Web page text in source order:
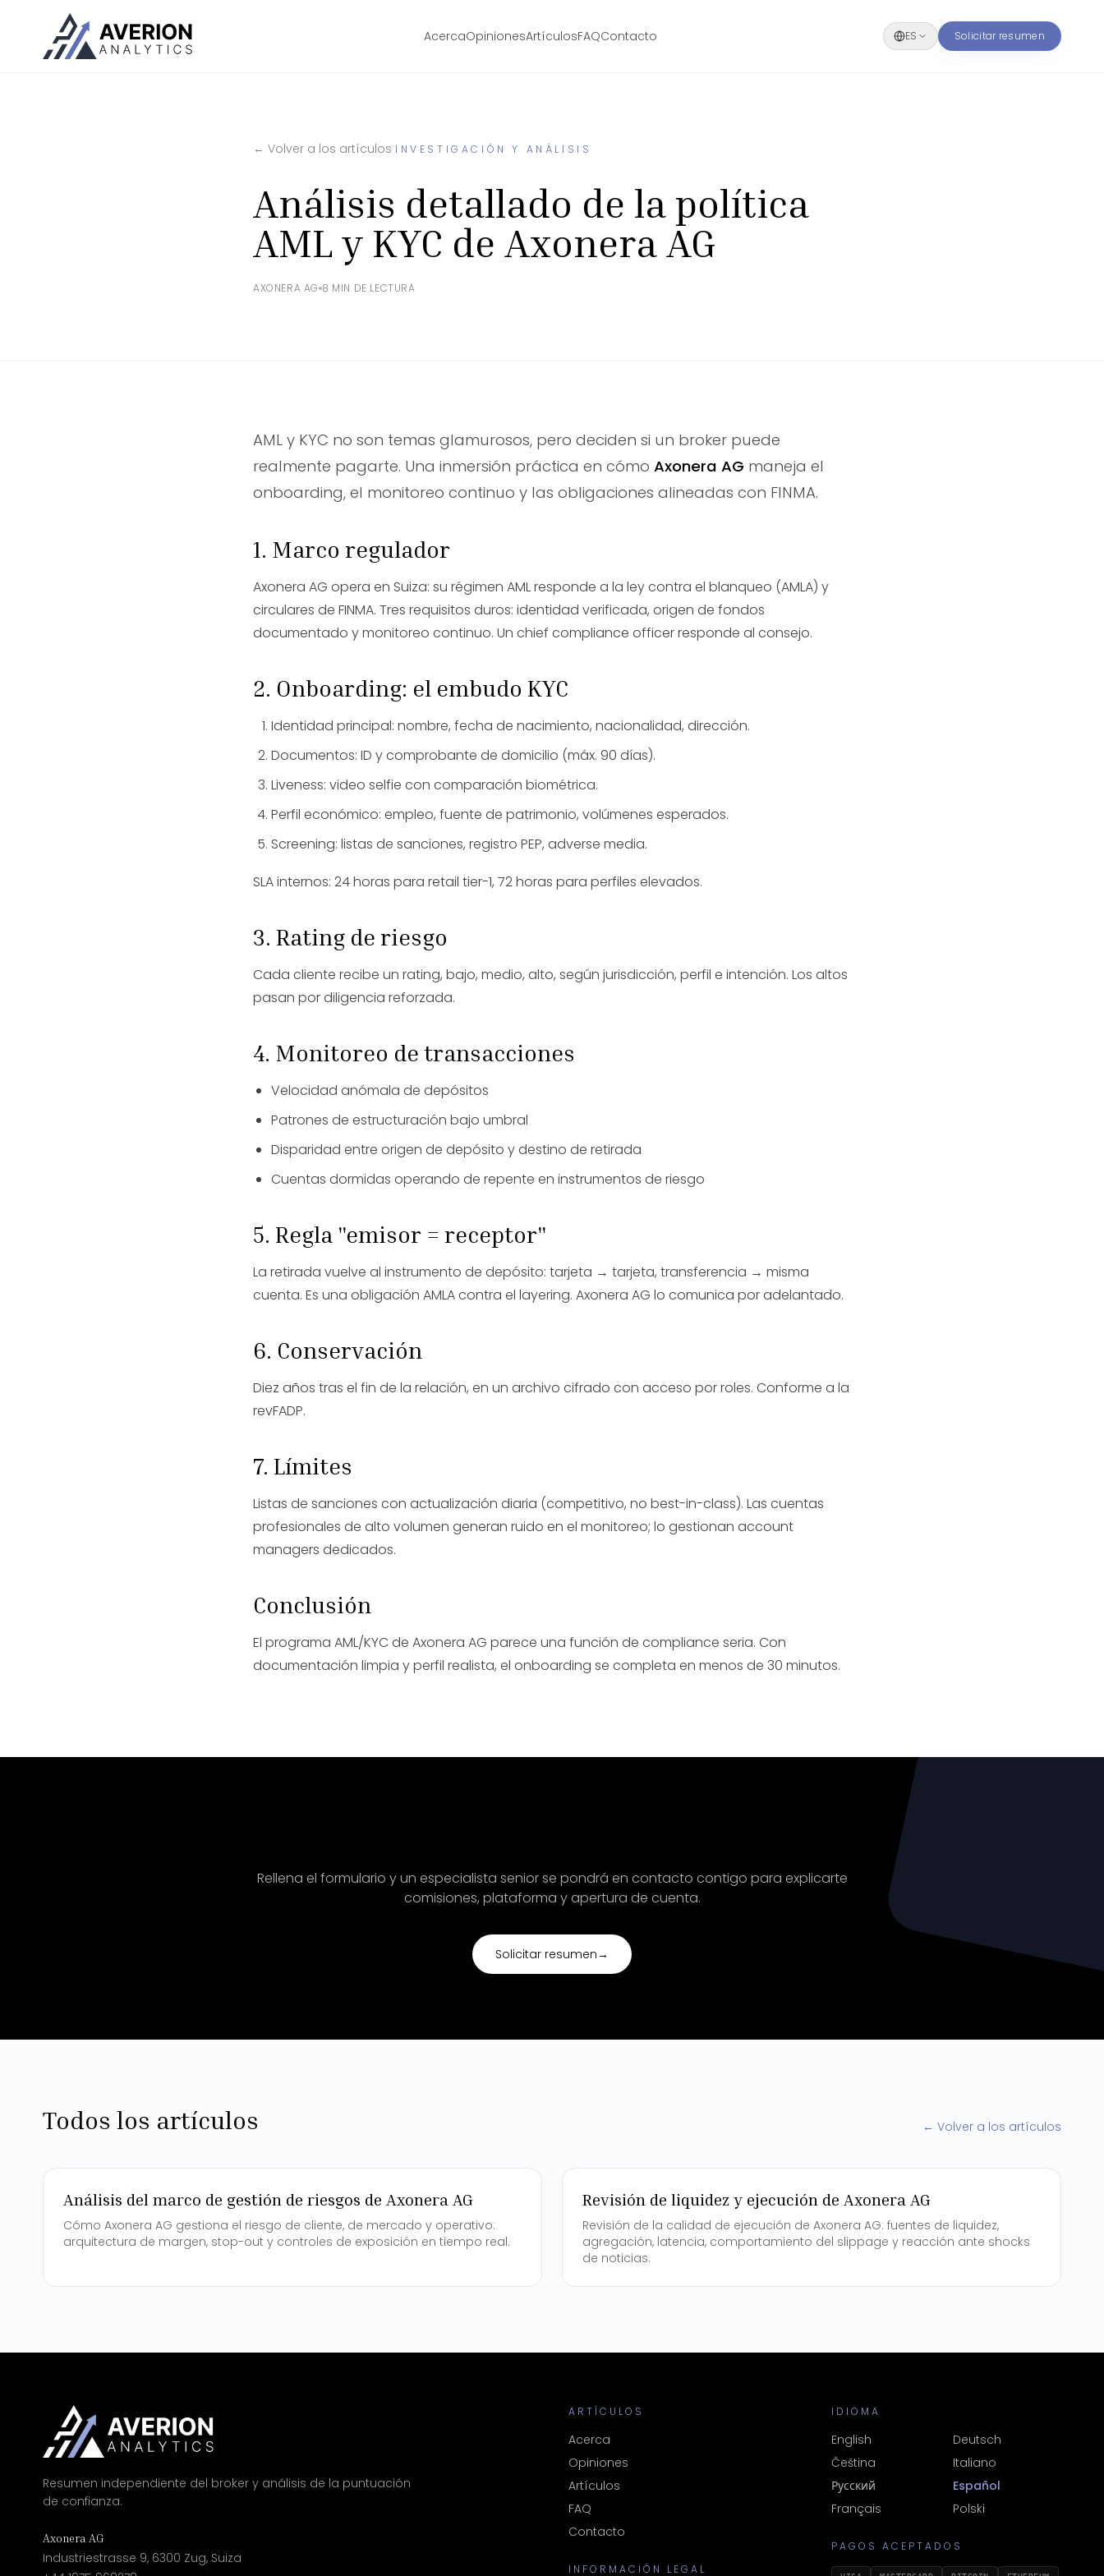
AcercaOpinionesArtículosFAQContacto ES Solicitar resumen
← Volver a los artículos INVESTIGACIÓN Y ANÁLISIS
Análisis detallado de la política
AML y KYC de Axonera AG
AXONERA AG 8 MIN DE LECTURA
AML y KYC no son temas glamurosos, pero deciden si un broker puede
realmente pagarte. Una inmersión práctica en cómo Axonera AG maneja el
onboarding, el monitoreo continuo y las obligaciones alineadas con FINMA.
1. Marco regulador
Axonera AG opera en Suiza: su régimen AML responde a la ley contra el blanqueo (AMLA) y
circulares de FINMA. Tres requisitos duros: identidad verificada, origen de fondos
documentado y monitoreo continuo. Un chief compliance officer responde al consejo.
2. Onboarding: el embudo KYC
Identidad principal: nombre, fecha de nacimiento, nacionalidad, dirección.
Documentos: ID y comprobante de domicilio (máx. 90 días).
Liveness: video selfie con comparación biométrica.
Perfil económico: empleo, fuente de patrimonio, volúmenes esperados.
Screening: listas de sanciones, registro PEP, adverse media.
SLA internos: 24 horas para retail tier-1, 72 horas para perfiles elevados.
3. Rating de riesgo
Cada cliente recibe un rating, bajo, medio, alto, según jurisdicción, perfil e intención. Los altos
pasan por diligencia reforzada.
4. Monitoreo de transacciones
Velocidad anómala de depósitos
Patrones de estructuración bajo umbral
Disparidad entre origen de depósito y destino de retirada
Cuentas dormidas operando de repente en instrumentos de riesgo
5. Regla "emisor = receptor"
La retirada vuelve al instrumento de depósito: tarjeta → tarjeta, transferencia → misma
cuenta. Es una obligación AMLA contra el layering. Axonera AG lo comunica por adelantado.
6. Conservación
Diez años tras el fin de la relación, en un archivo cifrado con acceso por roles. Conforme a la
revFADP.
7. Límites
Listas de sanciones con actualización diaria (competitivo, no best-in-class). Las cuentas
profesionales de alto volumen generan ruido en el monitoreo; lo gestionan account
managers dedicados.
Conclusión
El programa AML/KYC de Axonera AG parece una función de compliance seria. Con
documentación limpia y perfil realista, el onboarding se completa en menos de 30 minutos.
Rellena el formulario y un especialista senior se pondrá en contacto contigo para explicarte
comisiones, plataforma y apertura de cuenta.
Solicitar resumen→
Todos los artículos ← Volver a los artículos
Análisis del marco de gestión de riesgos de Axonera AG
Cómo Axonera AG gestiona el riesgo de cliente, de mercado y operativo:
arquitectura de margen, stop-out y controles de exposición en tiempo real.
Revisión de liquidez y ejecución de Axonera AG
Revisión de la calidad de ejecución de Axonera AG: fuentes de liquidez,
agregación, latencia, comportamiento del slippage y reacción ante shocks
de noticias.
Resumen independiente del broker y análisis de la puntuación
de confianza.
Axonera AG
Industriestrasse 9, 6300 Zug, Suiza
ARTÍCULOS
Acerca
Opiniones
Artículos
FAQ
Contacto
INFORMACIÓN LEGAL
IDIOMA
English
Deutsch
Čeština
Italiano
Русский
Español
Français
Polski
PAGOS ACEPTADOS